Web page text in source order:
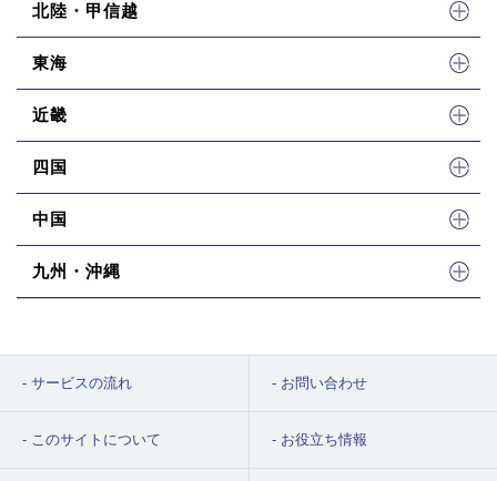
北陸・甲信越
東海
近畿
四国
中国
九州・沖縄
サービスの流れ お問い合わせ
このサイトについて お役立ち情報